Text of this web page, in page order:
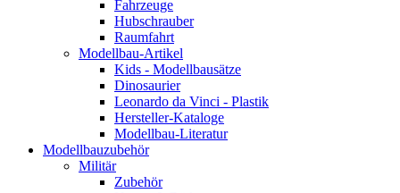
Fahrzeuge
Hubschrauber
Raumfahrt
Modellbau-Artikel
Kids - Modellbausätze
Dinosaurier
Leonardo da Vinci - Plastik
Hersteller-Kataloge
Modellbau-Literatur
Modellbauzubehör
Militär
Zubehör